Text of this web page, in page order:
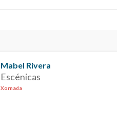
Mabel Rivera
Escénicas
Xornada